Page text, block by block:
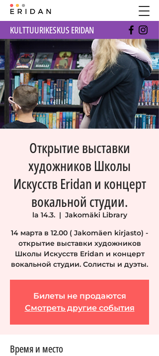
KULTTUURIKESKUS ERIDAN
Открытие выставки
художников Школы
Искусств Eridan и концерт
вокальной студии.
la 14.3.
  |
Jakomäki Library
14 марта в 12.00 ( Jakomäen kirjasto) -
открытие выставки художников
Школы Искусств Eridan и концерт
вокальной студии. Солисты и дуэты.
Билеты не продаются
Смотреть другие события
Время и место